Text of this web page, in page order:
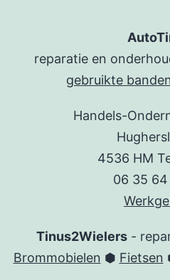
reparatie en
gebruikte
Handels-
4536 HM
06 35
Tinus2Wielers -
Brommobielen ⬢ Fietsen